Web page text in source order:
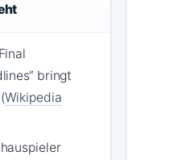
bringt
Wikipedia